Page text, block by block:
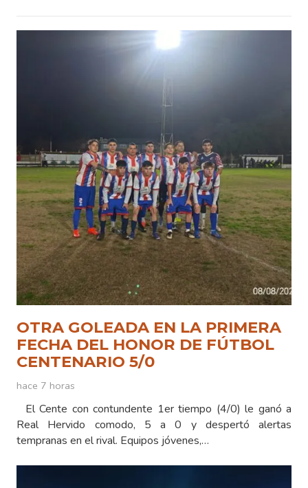
OTRA GOLEADA EN LA PRIMERA
FECHA DEL HONOR DE FÚTBOL
CENTENARIO 5/0
hace 7 horas
El Cente con contundente 1er tiempo (4/0) le ganó a
Real Hervido comodo, 5 a 0 y despertó alertas
tempranas en el rival. Equipos jóvenes,…